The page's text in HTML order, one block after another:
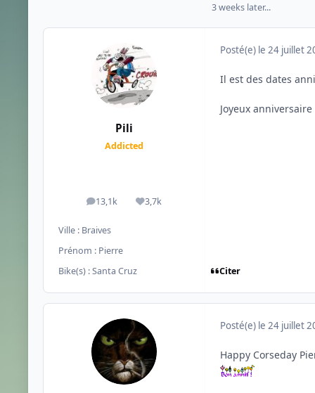
3 weeks later...
Pili
Addicted
13,1k
messages3,7k
Réputation
Ville : Braives
Prénom : Pierre
Bike(s) :Santa Cruz
Posté(e) le 24 juillet
Il est des dates
Joyeux anniversaire
Citer
Posté(e) le 24 juillet
Happy Corseday